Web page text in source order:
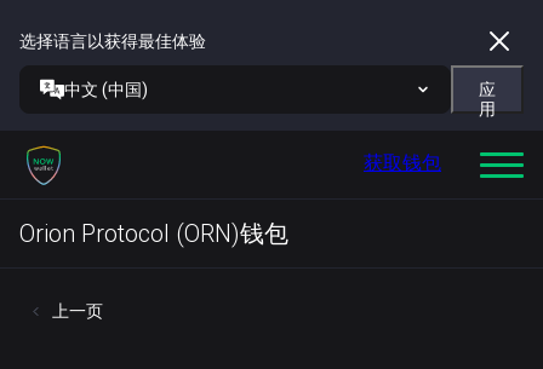
选择语言以获得最佳体验
中文 (中国)
应
用
获取钱包
Orion Protocol (ORN)钱包
上一页